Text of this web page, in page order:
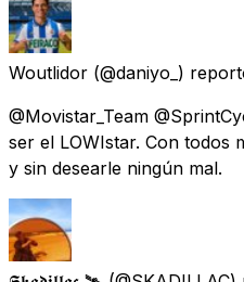
Woutlidor (@daniyo_)
@Movistar_Team
ser el LOWIstar. Con todos
y sin desearle ningún mal.